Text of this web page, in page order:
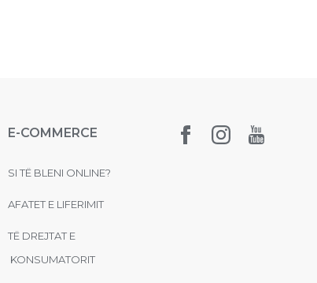
E-COMMERCE
SI TË BLENI ONLINE?
AFATET E LIFERIMIT
TË DREJTAT E
KONSUMATORIT